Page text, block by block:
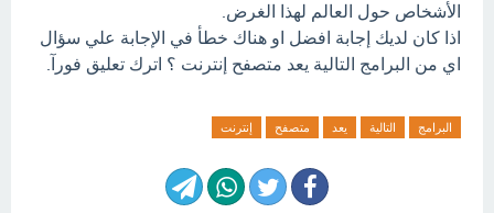
الأشخاص حول العالم لهذا الغرض.
اذا كان لديك إجابة افضل او هناك خطأ في الإجابة علي سؤال
اي من البرامج التالية يعد متصفح إنترنت ؟ اترك تعليق فورآ.
البرامج التالية يعد متصفح إنترنت